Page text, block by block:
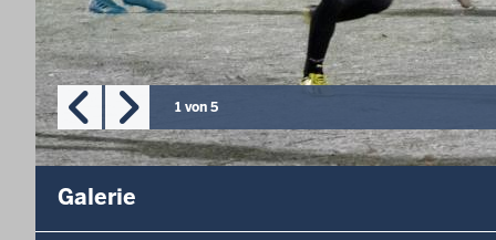
1von5
Galerie